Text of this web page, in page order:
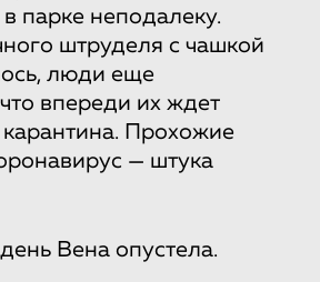
парке неподалеку.
штруделя с чашкой
люди еще
впереди их ждет
Прохожие
— штука
Вена опустела.